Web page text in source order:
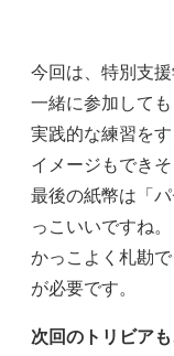
今回は、特別支
一緒に参加しても
実践的な練習を
イメージもできそ
最後の紙幣は「
っこいいですね。
かっこよく札勘
が必要です。
次回のトリビア